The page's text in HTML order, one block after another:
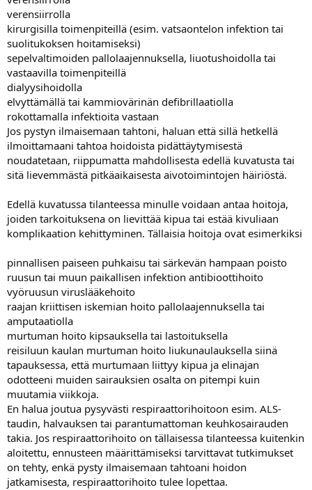
verensiirrolla
kirurgisilla toimenpiteillä (esim. vatsaontelon infektion tai
suolitukoksen hoitamiseksi)
sepelvaltimoiden pallolaajennuksella, liuotushoidolla tai
vastaavilla toimenpiteillä
dialyysihoidolla
elvyttämällä tai kammiovärinän defibrillaatiolla
rokottamalla infektioita vastaan
Jos pystyn ilmaisemaan tahtoni, haluan että sillä hetkellä
ilmoittamaani tahtoa hoidoista pidättäytymisestä
noudatetaan, riippumatta mahdollisesta edellä kuvatusta tai
sitä lievemmästä pitkäaikaisesta aivotoimintojen häiriöstä.
Edellä kuvatussa tilanteessa minulle voidaan antaa hoitoja,
joiden tarkoituksena on lievittää kipua tai estää kivuliaan
komplikaation kehittyminen. Tällaisia hoitoja ovat esimerkiksi
pinnallisen paiseen puhkaisu tai särkevän hampaan poisto
ruusun tai muun paikallisen infektion antibioottihoito
vyöruusun viruslääkehoito
raajan kriittisen iskemian hoito pallolaajennuksella tai
amputaatiolla
murtuman hoito kipsauksella tai lastoituksella
reisiluun kaulan murtuman hoito liukunaulauksella siinä
tapauksessa, että murtumaan liittyy kipua ja elinajan
odotteeni muiden sairauksien osalta on pitempi kuin
muutamia viikkoja.
En halua joutua pysyvästi respiraattorihoitoon esim. ALS-
taudin, halvauksen tai parantumattoman keuhkosairauden
takia. Jos respiraattorihoito on tällaisessa tilanteessa kuitenkin
aloitettu, ennusteen määrittämiseksi tarvittavat tutkimukset
on tehty, enkä pysty ilmaisemaan tahtoani hoidon
jatkamisesta, respiraattorihoito tulee lopettaa.